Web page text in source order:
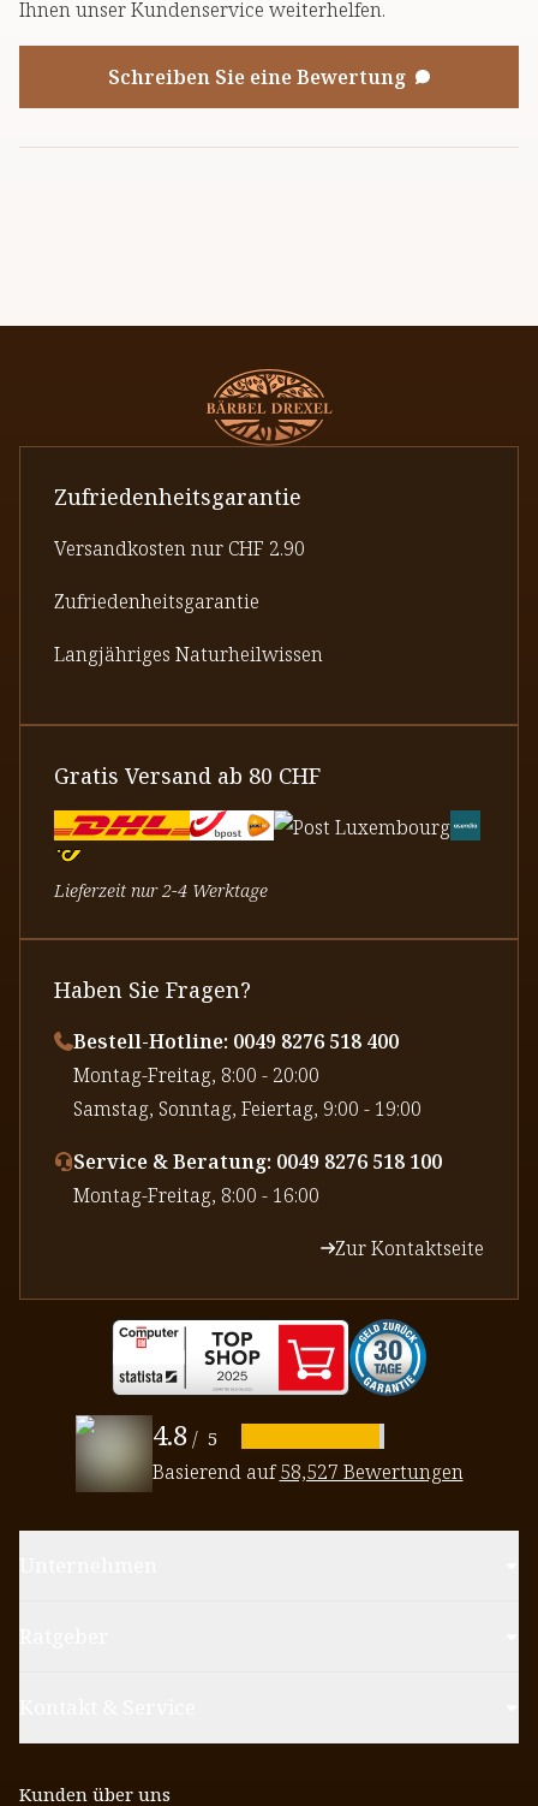
Ihnen unser Kundenservice weiterhelfen.
Schreiben Sie eine Bewertung
Zufriedenheitsgarantie
Versandkosten nur CHF 2.90
Zufriedenheitsgarantie
Langjähriges Naturheilwissen
Gratis Versand ab 80 CHF
Lieferzeit nur 2-4 Werktage
Haben Sie Fragen?
Bestell-Hotline: 0049 8276 518 400
⁠Montag-Freitag, 8:00 - 20:00
⁠Samstag, Sonntag, Feiertag, 9:00 - 19:00
Service & Beratung: 0049 8276 518 100
⁠Montag-Freitag, 8:00 - 16:00
Zur Kontaktseite
4.8 / 5
Basierend auf58,527 Bewertungen
Kunden über uns